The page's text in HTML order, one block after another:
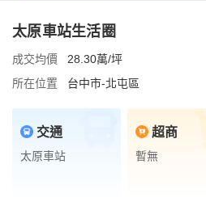
太原車站生活圈
成交均價
28.30萬/坪
所在位置
台中市-北屯區
交通
太原車站
超商
暫無